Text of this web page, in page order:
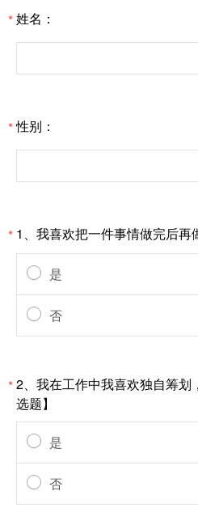
*姓名：
*性别：
* 1、我喜欢把一件事情做完后再
是
否
*2、我在工作中我喜欢独自筹划
选题】
是
否